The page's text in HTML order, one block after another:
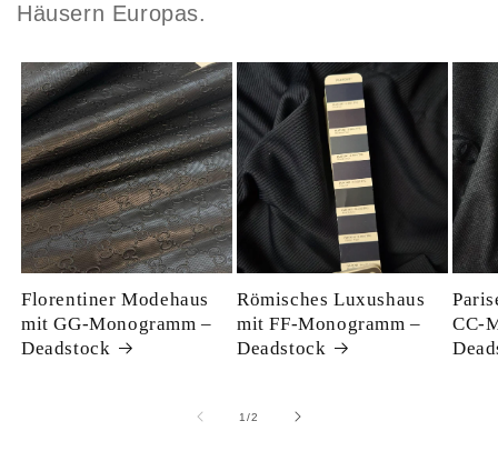
Häusern Europas.
Florentiner Modehaus
mit GG-Monogramm –
Deadstock
Römisches Luxushaus
mit FF-Monogramm –
Deadstock
CC-
1/von
2